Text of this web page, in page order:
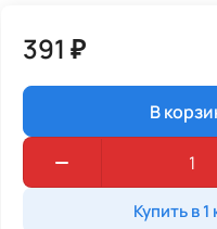
391 ₽
В
Купить в 1